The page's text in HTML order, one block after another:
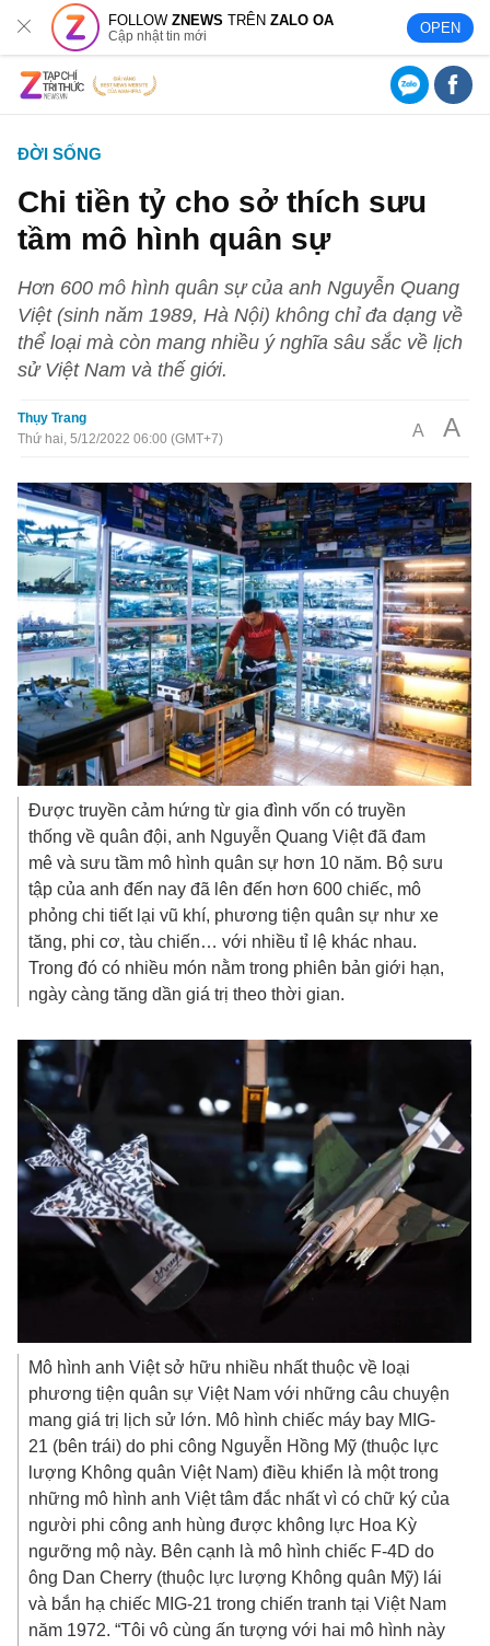
FOLLOWZNEWS TRÊNZALO OA
Cập nhật tin mới OPEN
ĐỜI SỐNG
Chi tiền tỷ cho sở thích sưu
tầm mô hình quân sự
Hơn 600 mô hình quân sự của anh Nguyễn Quang
Việt (sinh năm 1989, Hà Nội) không chỉ đa dạng về
thể loại mà còn mang nhiều ý nghĩa sâu sắc về lịch
sử Việt Nam và thế giới.
Thụy Trang
Thứ hai, 5/12/2022 06:00 (GMT+7)
A A
Được truyền cảm hứng từ gia đình vốn có truyền
thống về quân đội, anh Nguyễn Quang Việt đã đam
mê và sưu tầm mô hình quân sự hơn 10 năm. Bộ sưu
tập của anh đến nay đã lên đến hơn 600 chiếc, mô
phỏng chi tiết lại vũ khí, phương tiện quân sự như xe
tăng, phi cơ, tàu chiến… với nhiều tỉ lệ khác nhau.
Trong đó có nhiều món nằm trong phiên bản giới hạn,
ngày càng tăng dần giá trị theo thời gian.
Mô hình anh Việt sở hữu nhiều nhất thuộc về loại
phương tiện quân sự Việt Nam với những câu chuyện
mang giá trị lịch sử lớn. Mô hình chiếc máy bay MIG-
21 (bên trái) do phi công Nguyễn Hồng Mỹ (thuộc lực
lượng Không quân Việt Nam) điều khiển là một trong
những mô hình anh Việt tâm đắc nhất vì có chữ ký của
người phi công anh hùng được không lực Hoa Kỳ
ngưỡng mộ này. Bên cạnh là mô hình chiếc F-4D do
ông Dan Cherry (thuộc lực lượng Không quân Mỹ) lái
và bắn hạ chiếc MIG-21 trong chiến tranh tại Việt Nam
năm 1972. “Tôi vô cùng ấn tượng với hai mô hình này